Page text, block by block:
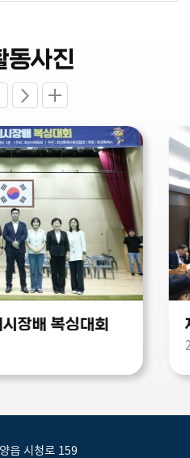
동사진
장배 복싱대회
읍 시청로 159